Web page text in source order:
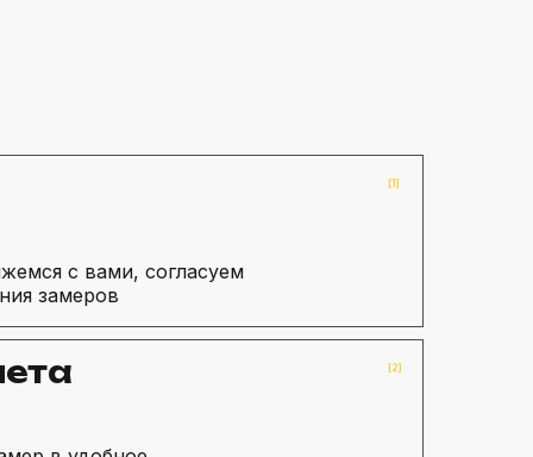
[1]
с вами, согласуем
замеров
[2]